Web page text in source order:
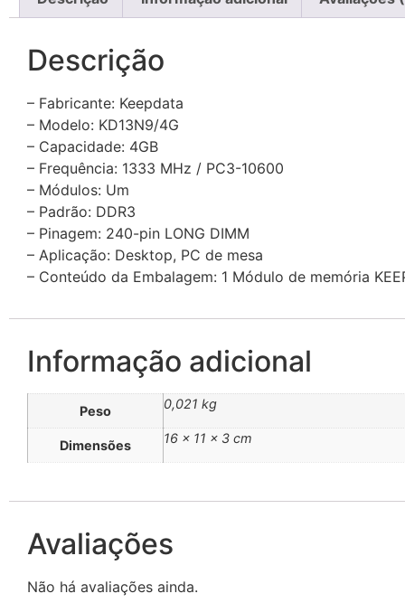
Descrição
– Fabricante: Keepdata
– Modelo: KD13N9/4G
– Capacidade: 4GB
– Frequência: 1333 MHz / PC3-10600
– Módulos: Um
– Padrão: DDR3
– Pinagem: 240-pin LONG DIMM
– Aplicação: Desktop, PC de mesa
– Conteúdo da Embalagem: 1 Módulo de memória
Informação adicional
Peso 0,021 kg
Dimensões 16 × 11 × 3 cm
Avaliações
Não há avaliações ainda.